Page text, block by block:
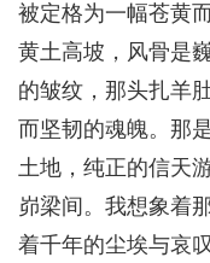
被定格为一幅苍黄
黄土高坡，风骨是
的皱纹，那头扎羊
而坚韧的魂魄。那
土地，纯正的信天
峁梁间。我想象着
着千年的尘埃与哀叹